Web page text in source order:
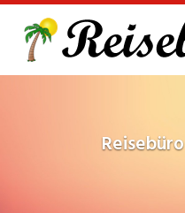
main
Reisebüro